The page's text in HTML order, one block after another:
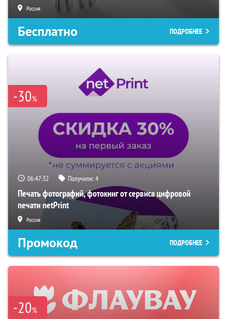
Россия
Бесплатно ПОДРОБНЕЕ
-30%
06:47:31 Получили:4
Печать фотографий, фотокниг от сервиса цифровой
печати netPrint
Россия
Промокод ПОДРОБНЕЕ
-20%